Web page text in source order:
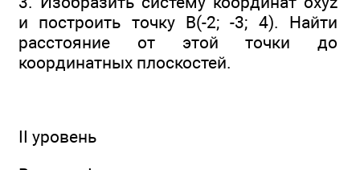
и построить точку В(-2; -3; 4). Найти
расстояние от этой точки до
координатных плоскостей.
II уровень